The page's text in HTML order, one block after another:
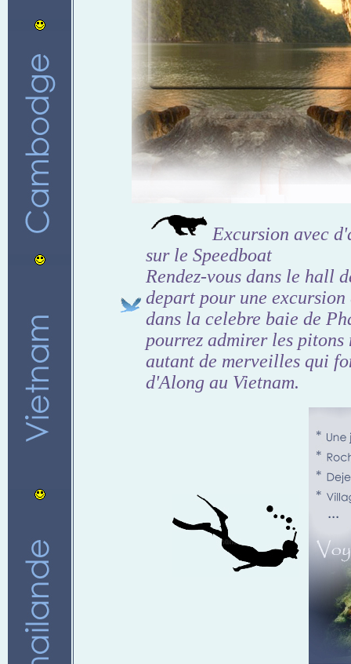
Excursion avec
sur le Speedboat
Rendez-vous dans le hall
depart pour une
dans la celebre baie de
pourrez admirer les pitons
autant de merveilles qui
d'Along au Vietnam.